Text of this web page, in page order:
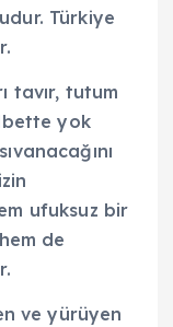
Türkiye
tavır, tutum
yok
ufuksuz bir
de
ve yürüyen